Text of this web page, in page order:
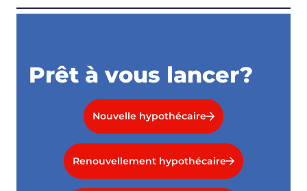
Prêt à vous lancer?
Nouvelle hypothécaire
Renouvellement hypothécaire